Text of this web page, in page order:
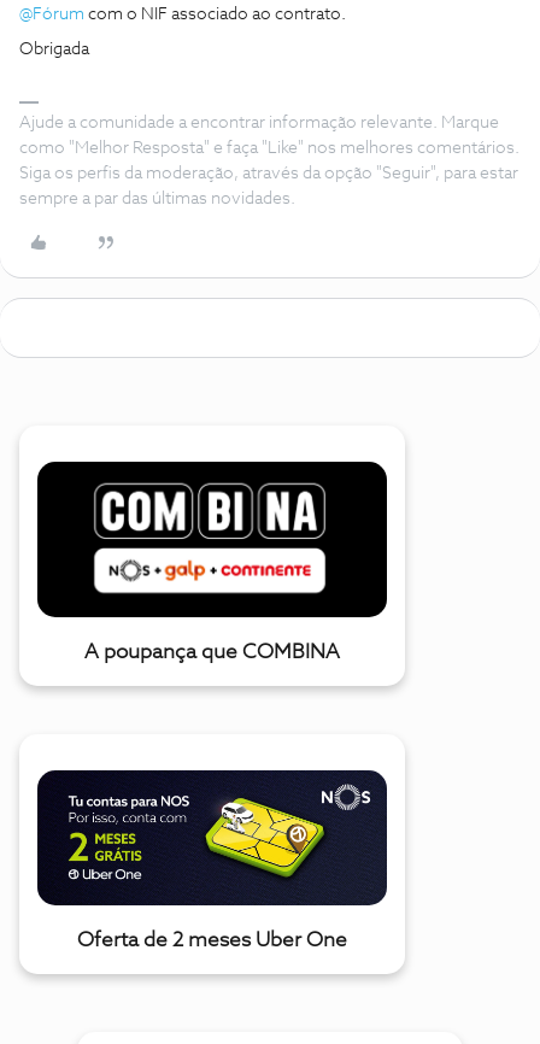
@Fórum com o NIF associado ao contrato.
Obrigada
Ajude a comunidade a encontrar informação relevante. Marque
como "Melhor Resposta" e faça "Like" nos melhores comentários.
Siga os perfis da moderação, através da opção "Seguir", para estar
sempre a par das últimas novidades.
A poupança que COMBINA
Oferta de 2 meses Uber One